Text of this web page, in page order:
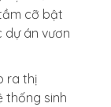
cỡ bật
dự án vươn
ra thị
thống sinh